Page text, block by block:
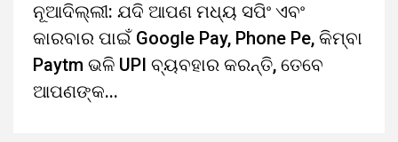
ନୂଆଦିଲ୍ଲୀ: ଯଦି ଆପଣ ମଧ୍ୟ ସପିଂ ଏବଂ
କାରବାର ପାଇଁ Google Pay, Phone Pe, କିମ୍ବା
Paytm ଭଳି UPI ବ୍ୟବହାର କରନ୍ତି, ତେବେ
ଆପଣଙ୍କ...